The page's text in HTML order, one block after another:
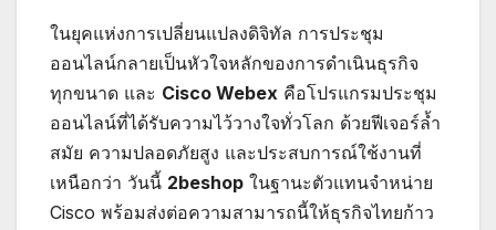
ในยุคแห่งการเปลี่ยนแปลงดิจิทัล การประชุม
ออนไลน์กลายเป็นหัวใจหลักของการดำเนินธุรกิจ
ทุกขนาด และ Cisco Webex คือโปรแกรมประชุม
ออนไลน์ที่ได้รับความไว้วางใจทั่วโลก ด้วยฟีเจอร์ล้ำ
สมัย ความปลอดภัยสูง และประสบการณ์ใช้งานที่
เหนือกว่า วันนี้ 2beshop ในฐานะตัวแทนจำหน่าย
Cisco พร้อมส่งต่อความสามารถนี้ให้ธุรกิจไทยก้าว